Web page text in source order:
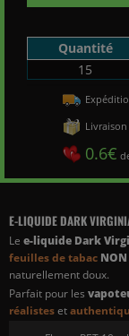
E-LIQUIDE DARK
Le e-liquide Dark
feuilles de tabac
naturellement doux.
Parfait pour les
réalisteset
Quantité
15
0.6€